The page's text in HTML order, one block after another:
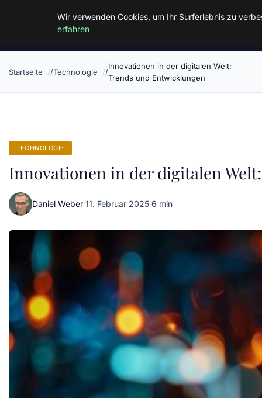
Malzminden
Startseite Technologie
Innovationen in der digitalen Welt:
Trends und Entwicklungen
TECHNOLOGIE
Innovationen in der digitalen
Daniel Weber·11. Februar 2025·6 min
Wir verwenden Cookies, um Ihr Surferlebnis zu
erfahren